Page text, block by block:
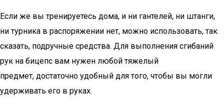
Если же вы тренируетесь дома, и ни гантелей, ни штанги,
ни турника в распоряжении нет, можно использовать, так
сказать, подручные средства. Для выполнения сгибаний
рук на бицепс вам нужен любой тяжелый
предмет, достаточно удобный для того, чтобы вы могли
удерживать его в руках.